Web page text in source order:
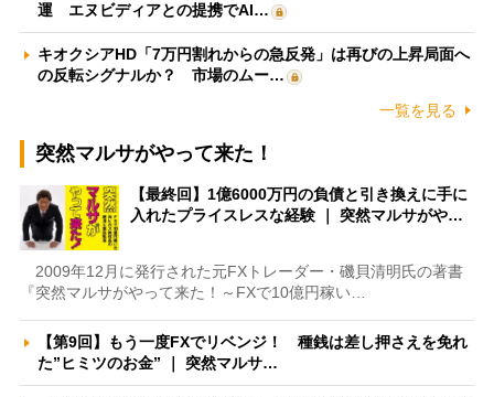
運 エヌビディアとの提携でAI…
キオクシアHD「7万円割れからの急反発」は再びの上昇局面へ
の反転シグナルか？ 市場のムー…
一覧を見る
突然マルサがやって来た！
【最終回】1億6000万円の負債と引き換えに手に
入れたプライスレスな経験 ｜ 突然マルサがや…
2009年12月に発行された元FXトレーダー・磯貝清明氏の著書
『突然マルサがやって来た！～FXで10億円稼い…
【第9回】もう一度FXでリベンジ！ 種銭は差し押さえを免れ
た”ヒミツのお金” ｜ 突然マルサ…